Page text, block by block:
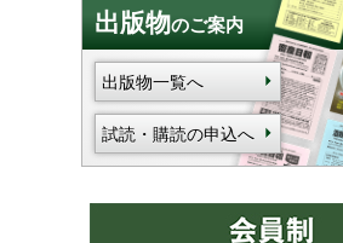
出版物のご案内
出版物一覧へ
試読・購読の申込へ